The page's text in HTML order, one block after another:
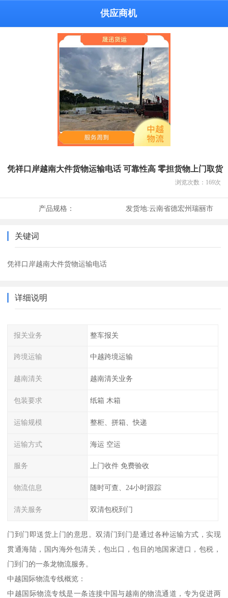
供应商机
凭祥口岸越南大件货物运输电话 可靠性高 零担货物上门取货
浏览次数： 169次
产品规格： 发货地:云南省德宏州瑞丽市
关键词
凭祥口岸越南大件货物运输电话
详细说明
报关业务 整车报关
跨境运输 中越跨境运输
越南清关 越南清关业务
包装要求 纸箱 木箱
运输规模 整柜、拼箱、快递
运输方式 海运 空运
服务 上门收件 免费验收
物流信息 随时可查、24小时跟踪
清关服务 双清包税到门
门到门即送货上门的意思。双清门到门是通过各种运输方式，实现
贯通海陆，国内海外包清关，包出口，包目的地国家进口，包税，
门到门的一条龙物流服务。
中越国际物流专线概览：
中越国际物流专线是一条连接中国与越南的物流通道，专为促进两